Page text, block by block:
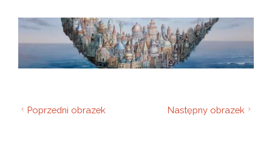
Poprzedni obrazek Następny obrazek